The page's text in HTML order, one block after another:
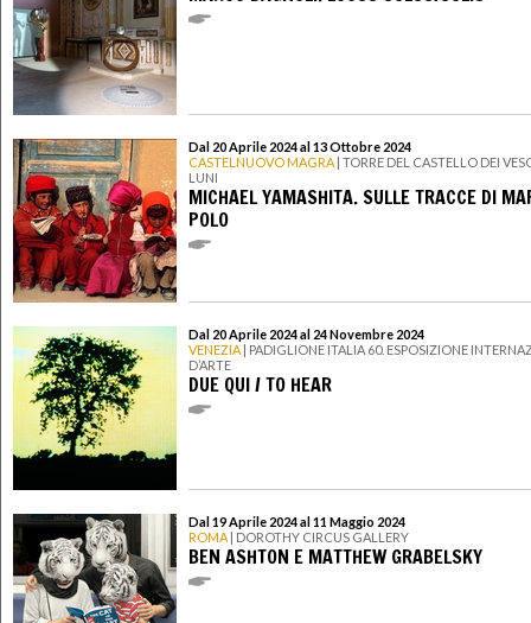
Dal 20 Aprile 2024 al 13 Ottobre 2024
CASTELNUOVO MAGRA | TORRE DEL CASTELLO DEI
LUNI
MICHAEL YAMASHITA. SULLE TRACCE DI
POLO
Dal 20 Aprile 2024 al 24 Novembre 2024
VENEZIA | PADIGLIONE ITALIA 60. ESPOSIZIONE
D’ARTE
DUE QUI / TO HEAR
Dal 19 Aprile 2024 al 11 Maggio 2024
ROMA | DOROTHY CIRCUS GALLERY
BEN ASHTON E MATTHEW GRABELSKY